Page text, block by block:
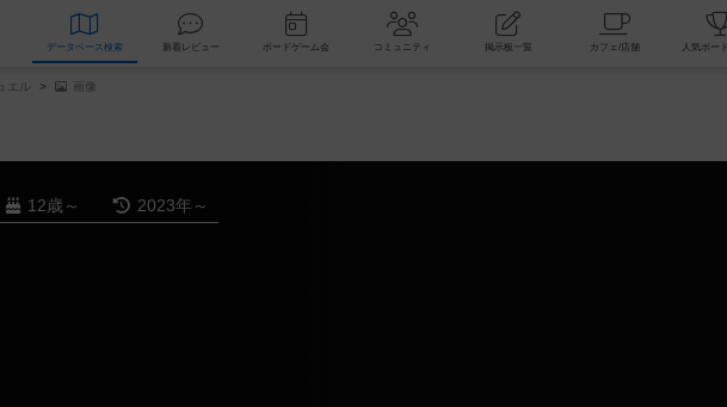
データベース 検索 新着レビュー ボードゲーム会 コミュニティ 掲示板一覧 カフ
エル 画像
12歳～ 2023年～